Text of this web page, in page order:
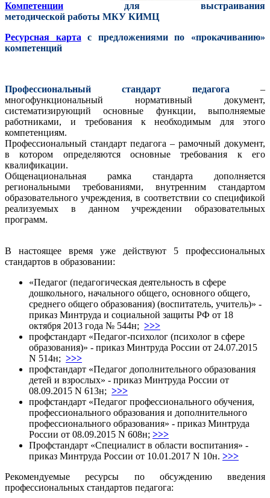
Компетенции для выстраивания
методической работы МКУ КИМЦ
Ресурсная картас предложениями по «прокачиванию»
компетенций
Профессиональный стандарт педагога –
многофункциональный нормативный документ,
систематизирующий основные функции, выполняемые
работниками, и требования к необходимым для этого
компетенциям.
Профессиональный стандарт педагога – рамочный документ,
в котором определяются основные требования к его
квалификации.
Общенациональная рамка стандарта дополняется
региональными требованиями, внутренним стандартом
образовательного учреждения, в соответствии со спецификой
реализуемых в данном учреждении образовательных
программ.
В настоящее время уже действуют 5 профессиональных
стандартов в образовании:
«Педагог (педагогическая деятельность в сфере
дошкольного, начального общего, основного общего,
среднего общего образования) (воспитатель, учитель)» -
приказ Минтруда и социальной защиты РФ от 18
октября 2013 года № 544н; >>>
профстандарт «Педагог-психолог (психолог в сфере
образования)» - приказ Минтруда России от 24.07.2015
N 514н; >>>
профстандарт «Педагог дополнительного образования
детей и взрослых» - приказ Минтруда России от
08.09.2015 N 613н; >>>
профстандарт «Педагог профессионального обучения,
профессионального образования и дополнительного
профессионального образования» - приказ Минтруда
России от 08.09.2015 N 608н; >>>
Профстандарт «Специалист в области воспитания» -
приказ Минтруда России от 10.01.2017 N 10н. >>>
Рекомендуемые ресурсы по обсуждению введения
профессиональных стандартов педагога: